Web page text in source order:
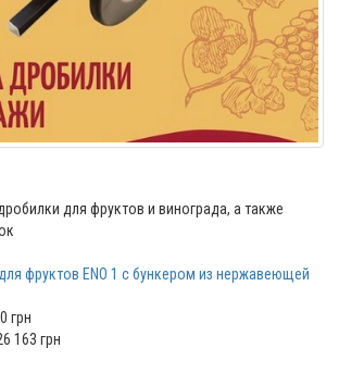
для фруктов и винограда, а также
фруктов ENO 1 с бункером из нержавеющей
грн
163 грн